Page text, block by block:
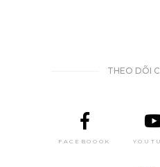
THEO DÕI
FACEBOOOK